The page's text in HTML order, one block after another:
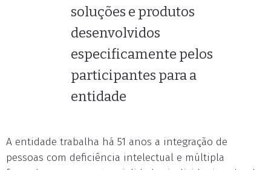
soluções e produtos
desenvolvidos
especificamente pelos
participantes para a
entidade
A entidade trabalha há 51 anos a integração de
pessoas com deficiência intelectual e múltipla